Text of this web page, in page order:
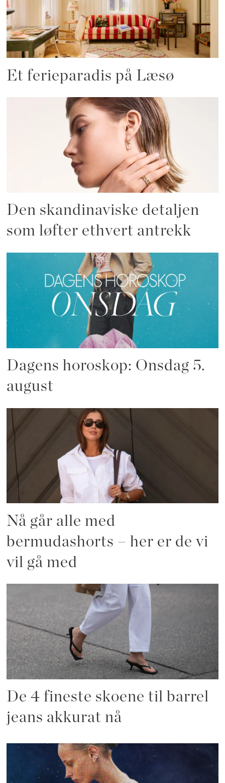
Et ferieparadis på Læsø
Den skandinaviske detaljen
som løfter ethvert antrekk
Dagens horoskop: Onsdag 5.
august
Nå går alle med
bermudashorts – her er de vi
vil gå med
De 4 fineste skoene til barrel
jeans akkurat nå